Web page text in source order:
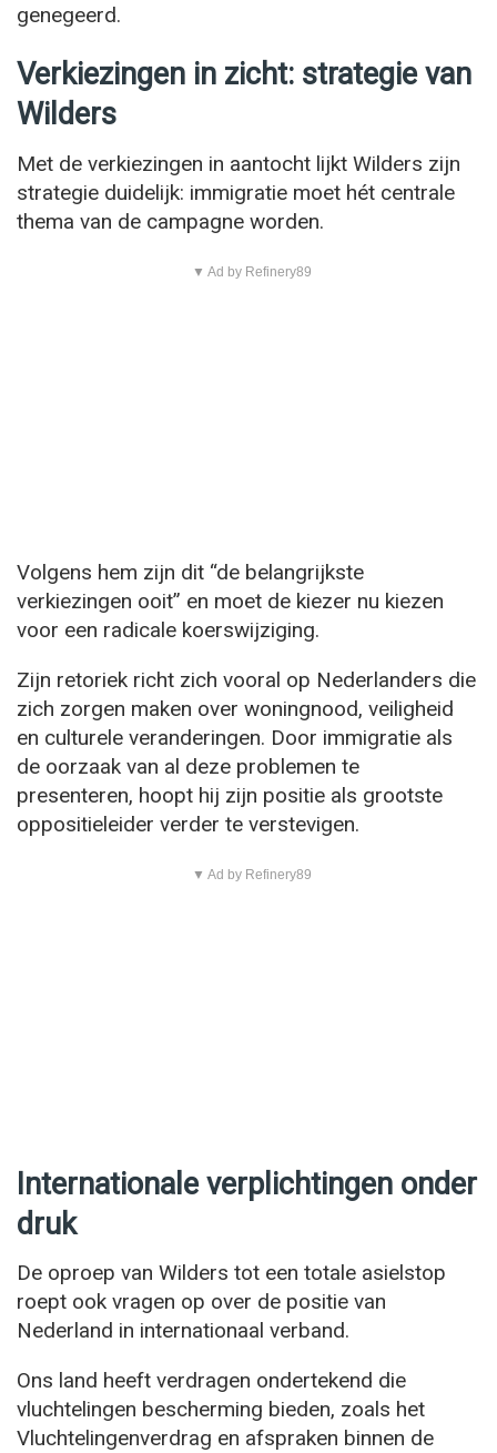
genegeerd.
Verkiezingen in zicht: strategie van
Wilders
Met de verkiezingen in aantocht lijkt Wilders zijn
strategie duidelijk: immigratie moet hét centrale
thema van de campagne worden.
▼ Ad by Refinery89
Volgens hem zijn dit “de belangrijkste
verkiezingen ooit” en moet de kiezer nu kiezen
voor een radicale koerswijziging.
Zijn retoriek richt zich vooral op Nederlanders die
zich zorgen maken over woningnood, veiligheid
en culturele veranderingen. Door immigratie als
de oorzaak van al deze problemen te
presenteren, hoopt hij zijn positie als grootste
oppositieleider verder te verstevigen.
▼ Ad by Refinery89
Internationale verplichtingen onder
druk
De oproep van Wilders tot een totale asielstop
roept ook vragen op over de positie van
Nederland in internationaal verband.
Ons land heeft verdragen ondertekend die
vluchtelingen bescherming bieden, zoals het
Vluchtelingenverdrag en afspraken binnen de